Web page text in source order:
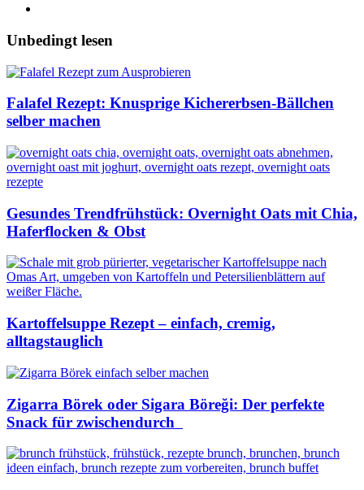
Unbedingt lesen
Falafel Rezept: Knusprige Kichererbsen-Bällchen
selber machen
Gesundes Trendfrühstück: Overnight Oats mit Chia,
Haferflocken & Obst
Kartoffelsuppe Rezept – einfach, cremig,
alltagstauglich
Zigarra Börek oder Sigara Böreği: Der perfekte
Snack für zwischendurch